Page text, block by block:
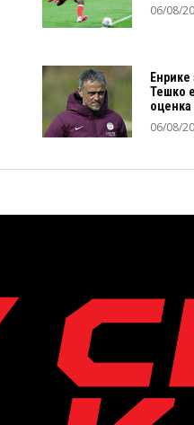
06/08/
Тешко
оценка
06/08/